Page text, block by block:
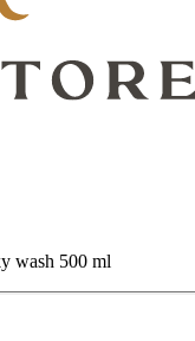
wash 500 ml